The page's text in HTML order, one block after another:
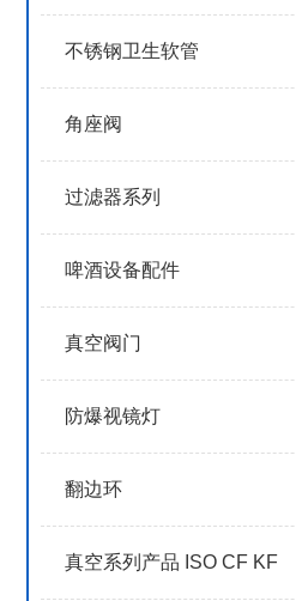
不锈钢卫生软管
角座阀
过滤器系列
啤酒设备配件
真空阀门
防爆视镜灯
翻边环
真空系列产品 ISO CF KF